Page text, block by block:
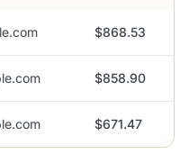
$868.53
$858.90
$671.47